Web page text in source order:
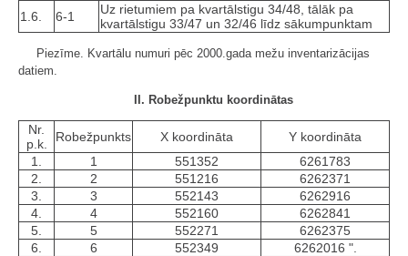
1.6.
6-1
Uz rietumiem pa kvartālstigu 34/48, tālāk pa
kvartālstigu 33/47 un 32/46 līdz sākumpunktam
Piezīme. Kvartālu numuri pēc 2000.gada mežu inventarizācijas
datiem.
II. Robežpunktu koordinātas
Nr.
p.k.
Robežpunkts X koordināta
Y koordināta
1.
1 551352
6261783
2.
2 551216
6262371
3.
3 552143
6262916
4.
4 552160
6262841
5.
5 552271
6262375
6.
6 552349 6262016 ".